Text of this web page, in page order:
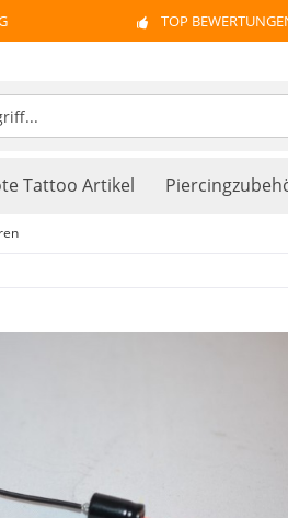
TOP
Tattoo Artikel